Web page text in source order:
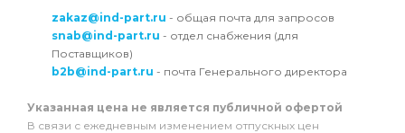
zakaz@ind-part.ru - общая почта для запросов
snab@ind-part.ru - отдел снабжения (для
Поставщиков)
b2b@ind-part.ru - почта Генерального директора
Указанная цена не является публичной офертой
В связи с ежедневным изменением отпускных цен